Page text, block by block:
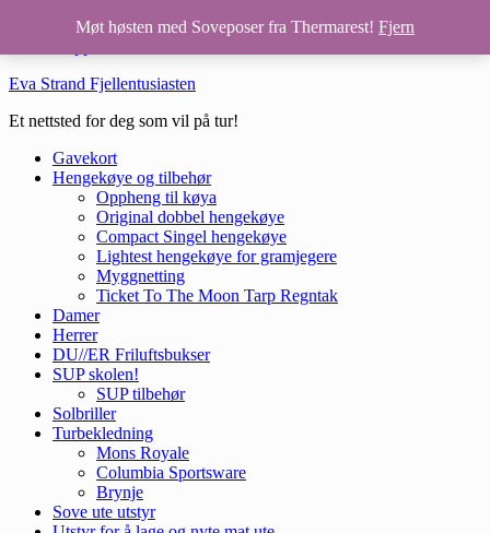
Hopp til hovedinnhold
Eva Strand Fjellentusiasten
Et nettsted for deg som vil på tur!
Gavekort
Hengekøye og tilbehør
Oppheng til køya
Original dobbel hengekøye
Compact Singel hengekøye
Lightest hengekøye for gramjegere
Myggnetting
Ticket To The Moon Tarp Regntak
Damer
Herrer
DU//ER Friluftsbukser
SUP skolen!
SUP tilbehør
Solbriller
Turbekledning
Mons Royale
Columbia Sportsware
Brynje
Sove ute utstyr
Møt høsten med Soveposer fra Thermarest! Fjern